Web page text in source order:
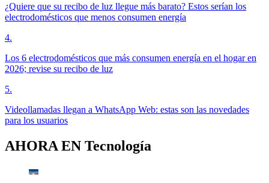
¿Quiere que su recibo de luz llegue más barato? Estos serían los
electrodomésticos que menos consumen energía
4.
Los 6 electrodomésticos que más consumen energía en el hogar en
2026; revise su recibo de luz
5.
Videollamadas llegan a WhatsApp Web: estas son las novedades
para los usuarios
AHORA EN Tecnología